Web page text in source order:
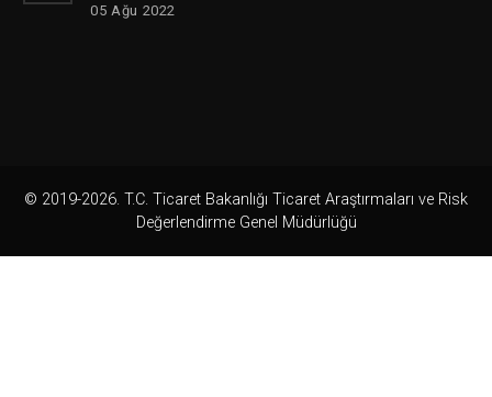
05 Ağu 2022
© 2019-2026. T.C. Ticaret Bakanlığı Ticaret Araştırmaları ve Risk
Değerlendirme Genel Müdürlüğü